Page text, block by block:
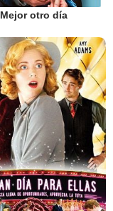
Mejor otro día